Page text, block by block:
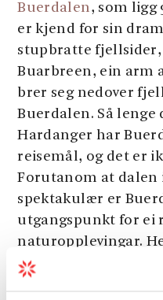
Buerdalen, som ligg
er kjend for sin
stupbratte fjellsider,
Buarbreen, ein arm
brer seg nedover
Buerdalen. Så
Hardanger har
reisemål, og det er
Forutanom at dalen
spektakulær er
utgangspunkt for ei
naturopplevingar.
leder til